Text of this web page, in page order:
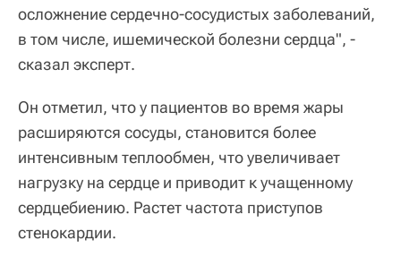
осложнение сердечно-сосудистых заболеваний,
в том числе, ишемической болезни сердца", -
сказал эксперт.
Он отметил, что у пациентов во время жары
расширяются сосуды, становится более
интенсивным теплообмен, что увеличивает
нагрузку на сердце и приводит к учащенному
сердцебиению. Растет частота приступов
стенокардии.